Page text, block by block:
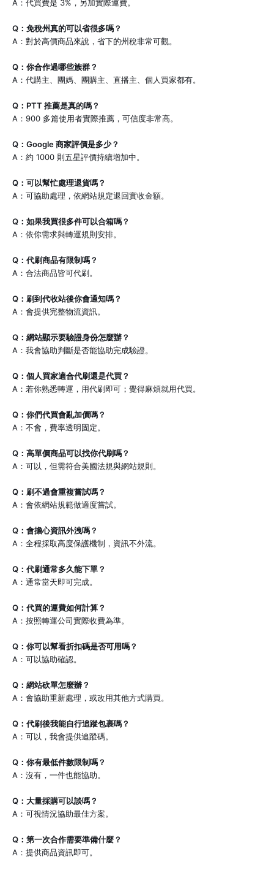
A：代買費是 3%，另加實際運費。
Q：免稅州真的可以省很多嗎？
A：對於高價商品來說，省下的州稅非常可觀。
Q：你合作過哪些族群？
A：代購主、團媽、團購主、直播主、個人買家都有。
Q：PTT 推薦是真的嗎？
A：900 多篇使用者實際推薦，可信度非常高。
Q：Google 商家評價是多少？
A：約 1000 則五星評價持續增加中。
Q：可以幫忙處理退貨嗎？
A：可協助處理，依網站規定退回實收金額。
Q：如果我買很多件可以合箱嗎？
A：依你需求與轉運規則安排。
Q：代刷商品有限制嗎？
A：合法商品皆可代刷。
Q：刷到代收站後你會通知嗎？
A：會提供完整物流資訊。
Q：網站顯示要驗證身份怎麼辦？
A：我會協助判斷是否能協助完成驗證。
Q：個人買家適合代刷還是代買？
A：若你熟悉轉運，用代刷即可；覺得麻煩就用代買。
Q：你們代買會亂加價嗎？
A：不會，費率透明固定。
Q：高單價商品可以找你代刷嗎？
A：可以，但需符合美國法規與網站規則。
Q：刷不過會重複嘗試嗎？
A：會依網站規範做適度嘗試。
Q：會擔心資訊外洩嗎？
A：全程採取高度保護機制，資訊不外流。
Q：代刷通常多久能下單？
A：通常當天即可完成。
Q：代買的運費如何計算？
A：按照轉運公司實際收費為準。
Q：你可以幫看折扣碼是否可用嗎？
A：可以協助確認。
Q：網站砍單怎麼辦？
A：會協助重新處理，或改用其他方式購買。
Q：代刷後我能自行追蹤包裹嗎？
A：可以，我會提供追蹤碼。
Q：你有最低件數限制嗎？
A：沒有，一件也能協助。
Q：大量採購可以談嗎？
A：可視情況協助最佳方案。
Q：第一次合作需要準備什麼？
A：提供商品資訊即可。